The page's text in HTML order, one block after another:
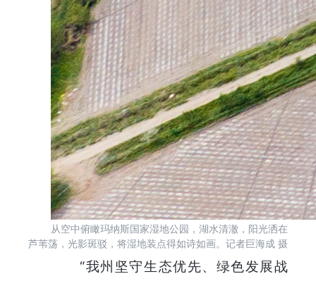
从空中俯瞰玛纳斯国家湿地公园，湖水清澈，阳光洒在
芦苇荡，光影斑驳，将湿地装点得如诗如画。记者巨海成 摄
“我州坚守生态优先、绿色发展战